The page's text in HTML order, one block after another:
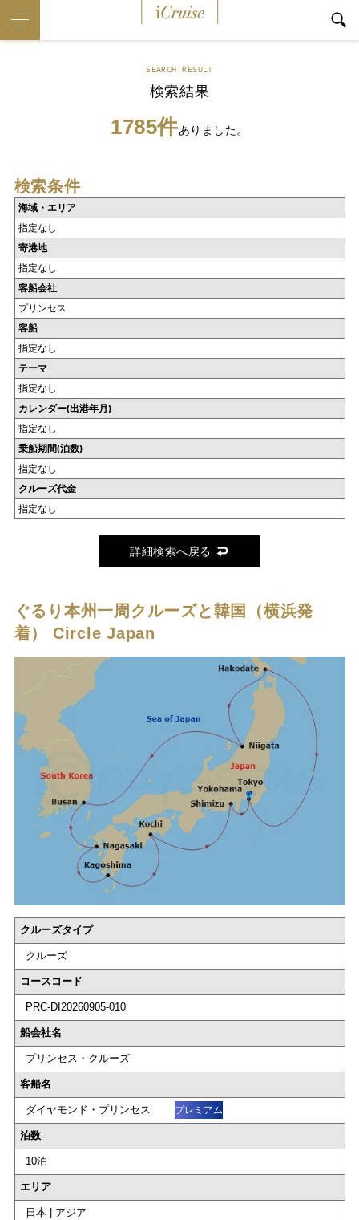
SEARCH RESULT
検索結果
1785件ありました。
検索条件
海域・エリア
指定なし
寄港地
指定なし
客船会社
プリンセス
客船
指定なし
テーマ
指定なし
カレンダー(出港年月)
指定なし
乗船期間(泊数)
指定なし
クルーズ代金
指定なし
詳細検索へ戻る
ぐるり本州一周クルーズと韓国（横浜発
着） Circle Japan
クルーズタイプ
クルーズ
コースコード
PRC-DI20260905-010
船会社名
プリンセス・クルーズ
客船名
ダイヤモンド・プリンセス プレミアム
泊数
10泊
エリア
日本 | アジア